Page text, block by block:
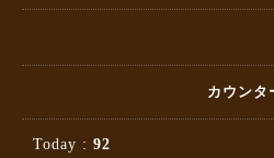
カウンタ
Today : 92